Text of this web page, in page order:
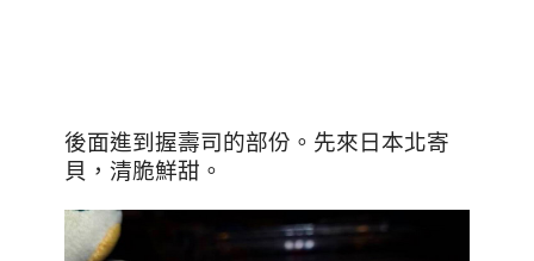
後面進到握壽司的部份。先來日本北寄
貝，清脆鮮甜。